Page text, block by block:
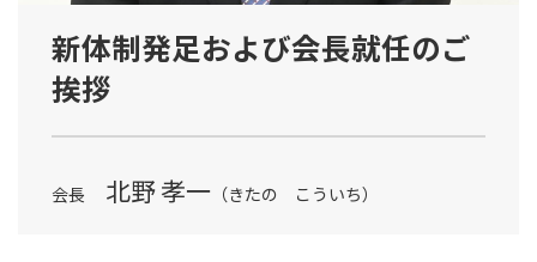
新体制発足および会長就任のご
挨拶
会長 北野 孝一 （きたの こういち）